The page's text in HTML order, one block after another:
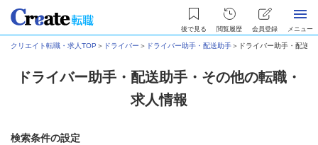
後で見る 閲覧履歴 会員登録 メニュー
クリエイト転職・求人TOP ＞ ドライバー ＞ ドライバー助手・配送助手＞ ドライバー助手・配送
ドライバー助手・配送助手・その他の転職・
求人情報
検索条件の設定